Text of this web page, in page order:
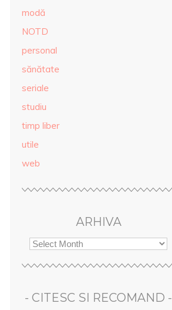
modă
NOTD
personal
sănătate
seriale
studiu
timp liber
utile
web
ARHIVA
- CITESC SI RECOMAND -